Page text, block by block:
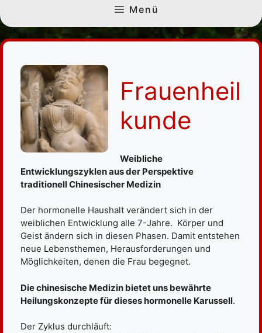
Menü
Frauenheil
kunde
Weibliche
Entwicklungszyklen aus der Perspektive
traditionell Chinesischer Medizin
Der hormonelle Haushalt verändert sich in der
weiblichen Entwicklung alle 7-Jahre. Körper und
Geist ändern sich in diesen Phasen. Damit entstehen
neue Lebensthemen, Herausforderungen und
Möglichkeiten, denen die Frau begegnet.
Die chinesische Medizin bietet uns bewährte
Heilungskonzepte für dieses hormonelle Karussell.
Der Zyklus durchläuft: